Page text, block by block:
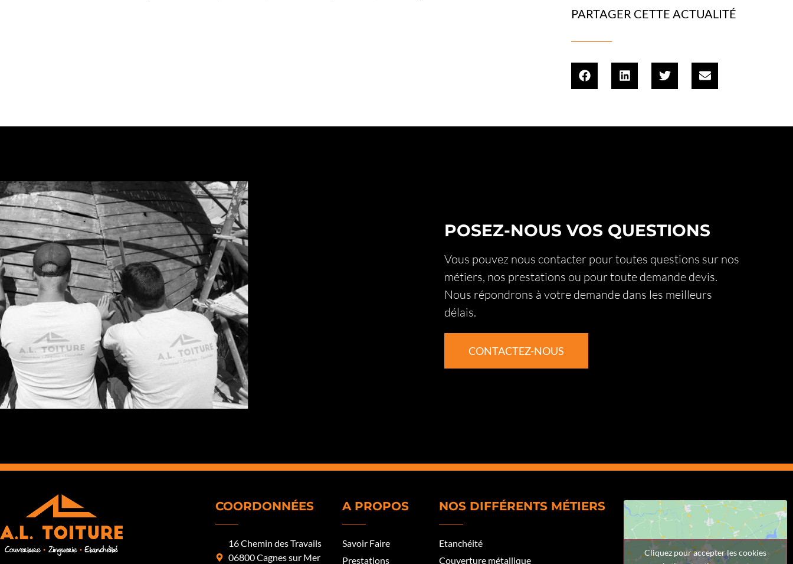
PARTAGER CETTE ACTUALITÉ
POSEZ-NOUS VOS QUESTIONS
Vous pouvez nous contacter pour toutes questions sur nos
métiers, nos prestations ou pour toute demande devis.
Nous répondrons à votre demande dans les meilleurs
délais.
CONTACTEZ-NOUS
COORDONNÉES
16 Chemin des Travails
06800 Cagnes sur Mer
A PROPOS
Savoir Faire
Prestations
NOS DIFFÉRENTS MÉTIERS
Etanchéité
Couverture métallique
Cliquez pour accepter les cookies